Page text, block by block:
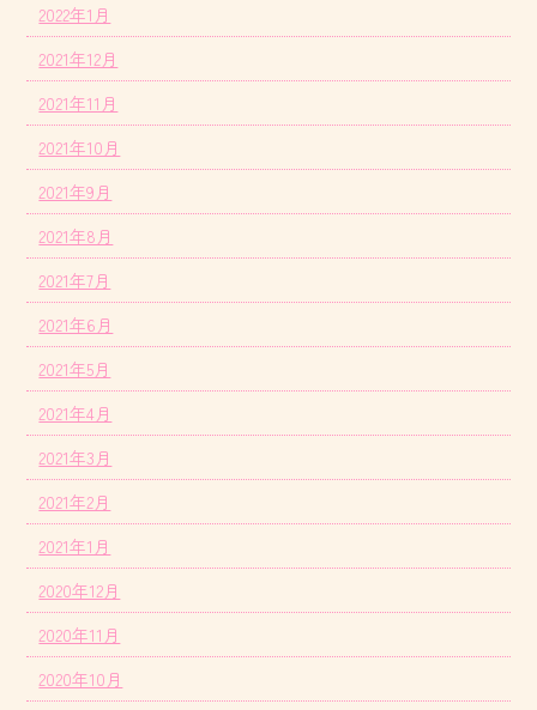
2022年1月
2021年12月
2021年11月
2021年10月
2021年9月
2021年8月
2021年7月
2021年6月
2021年5月
2021年4月
2021年3月
2021年2月
2021年1月
2020年12月
2020年11月
2020年10月